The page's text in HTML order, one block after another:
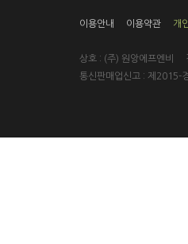
이용안내 이용약관 개
상호 : (주) 원앙에프엔비
통신판매업신고 : 제